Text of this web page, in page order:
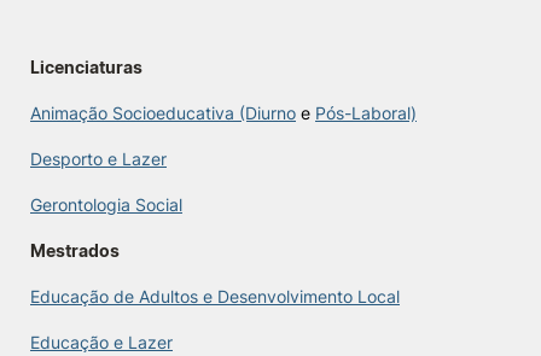
Knowledge Factory
Candidaturas
Elogio / Sugestão / Reclamação Contactos Denúncias
©2026 Instituto Politécnico de Coimbra. Todos os direitos reservados.
Licenciaturas
Animação Socioeducativa (Diurno e Pós-Laboral)
Desporto e Lazer
Gerontologia Social
Mestrados
Educação de Adultos e Desenvolvimento Local
Educação e Lazer